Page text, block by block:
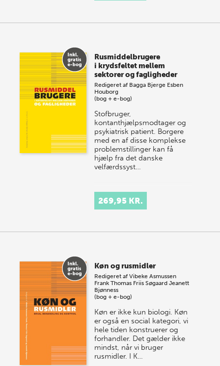
Rusmiddelbrugere
i krydsfeltet mellem
sektorer og fagligheder
Redigeret af Bagga Bjerge Esben
Houborg
(bog + e-bog)
Stofbruger,
kontanthjælpsmodtager og
psykiatrisk patient. Borgere
med en af disse komplekse
problemstillinger kan få
hjælp fra det danske
velfærdssyst…
269,95 KR.
Køn og rusmidler
Redigeret afVibeke Asmussen
Frank Thomas Friis Søgaard Jeanett
Bjønness
(bog + e-bog)
Køn er ikke kun biologi. Køn
er også en social kategori, vi
hele tiden konstruerer og
forhandler. Det gælder ikke
mindst, når vi bruger
rusmidler. I K…